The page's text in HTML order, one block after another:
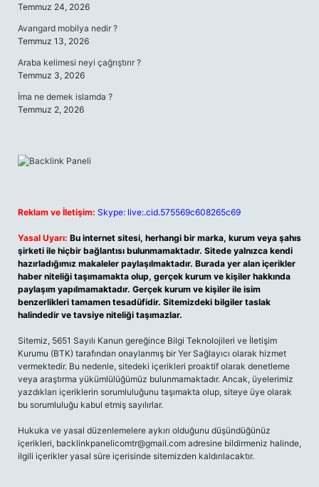
Temmuz 24, 2026
Avangard mobilya nedir ?
Temmuz 13, 2026
Araba kelimesi neyi çağrıştırır ?
Temmuz 3, 2026
İma ne demek islamda ?
Temmuz 2, 2026
Reklam ve İletişim: Skype: live:.cid.575569c608265c69
Yasal Uyarı: Bu internet sitesi, herhangi bir marka, kurum veya şahıs
şirketi ile hiçbir bağlantısı bulunmamaktadır. Sitede yalnızca kendi
hazırladığımız makaleler paylaşılmaktadır. Burada yer alan içerikler
haber niteliği taşımamakta olup, gerçek kurum ve kişiler hakkında
paylaşım yapılmamaktadır. Gerçek kurum ve kişiler ile isim
benzerlikleri tamamen tesadüfidir. Sitemizdeki bilgiler taslak
halindedir ve tavsiye niteliği taşımazlar.
Sitemiz, 5651 Sayılı Kanun gereğince Bilgi Teknolojileri ve İletişim
Kurumu (BTK) tarafından onaylanmış bir Yer Sağlayıcı olarak hizmet
vermektedir. Bu nedenle, sitedeki içerikleri proaktif olarak denetleme
veya araştırma yükümlülüğümüz bulunmamaktadır. Ancak, üyelerimiz
yazdıkları içeriklerin sorumluluğunu taşımakta olup, siteye üye olarak
bu sorumluluğu kabul etmiş sayılırlar.
Hukuka ve yasal düzenlemelere aykırı olduğunu düşündüğünüz
içerikleri, backlinkpanelicomtr@gmail.com adresine bildirmeniz halinde,
ilgili içerikler yasal süre içerisinde sitemizden kaldırılacaktır.